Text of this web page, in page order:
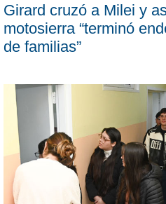
Girard cruzó a Milei y
motosierra “terminó
de familias”